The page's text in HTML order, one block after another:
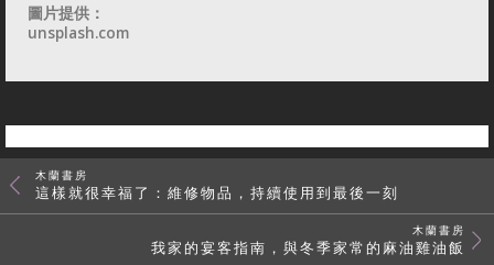
圖片提供：
unsplash.com
木蘭書房
這樣就很幸福了：維修物品，持續使用到最後一刻
木蘭書房
我家的宴客指南，與冬季家常的麻油雞油飯